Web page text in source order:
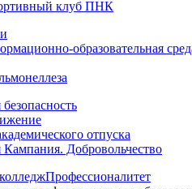
клуб ПНК
образовательная
отпуска
Добровольчество
Профессионалитет